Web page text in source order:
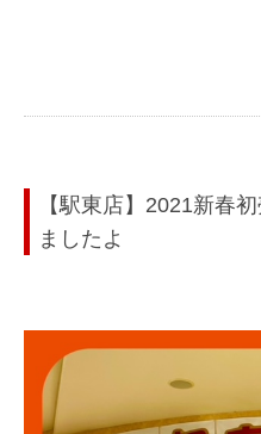
【駅東店】2021新春
ましたよ